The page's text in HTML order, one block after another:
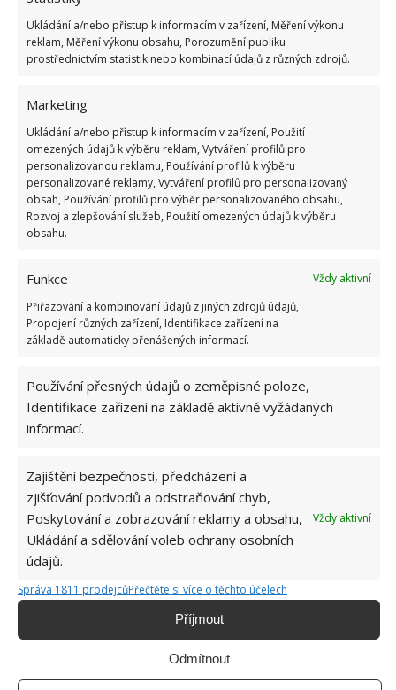
Ukládání a/nebo přístup k informacím v zařízení, Měření výkonu
reklam, Měření výkonu obsahu, Porozumění publiku
prostřednictvím statistik nebo kombinací údajů z různých zdrojů.
Marketing
Ukládání a/nebo přístup k informacím v zařízení, Použití
omezených údajů k výběru reklam, Vytváření profilů pro
personalizovanou reklamu, Používání profilů k výběru
personalizované reklamy, Vytváření profilů pro personalizovaný
obsah, Používání profilů pro výběr personalizovaného obsahu,
Rozvoj a zlepšování služeb, Použití omezených údajů k výběru
obsahu.
Funkce
Vždy aktivní
Přiřazování a kombinování údajů z jiných zdrojů údajů,
Propojení různých zařízení, Identifikace zařízení na
základě automaticky přenášených informací.
Používání přesných údajů o zeměpisné poloze,
Identifikace zařízení na základě aktivně vyžádaných
informací.
Zajištění bezpečnosti, předcházení a
zjišťování podvodů a odstraňování chyb,
Poskytování a zobrazování reklamy a obsahu,
Ukládání a sdělování voleb ochrany osobních
údajů.
Vždy aktivní
Správa 1811 prodejcůPřečtěte si více o těchto účelech
Příjmout
Odmítnout
Fotografie: Pixabay
Stejným způsobem lze omývat i vnitřní část
mikrovlnky. A v neposlední řadě dejte šanci i
kypřícímu prášku do pečiva. Je stejně tak účinný,
opět pastu, naneste na mastné skvrny a nechte
působit. Se skutečně silnými tukovými vrstvami by si
pak měl hravě poradit čpavek, nebo speciální čistící
spotřebiče. Prodloužíte tak značně jeho životnost.